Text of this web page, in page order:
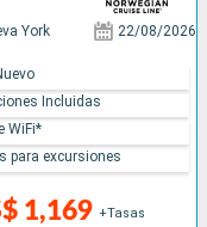
York 22/08/2026
1,169 +Tasas
Incluidas
WiFi*
para excursiones